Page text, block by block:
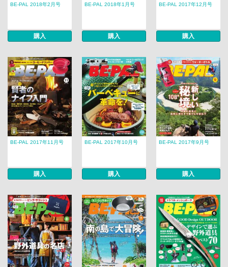
BE-PAL 2018年2月号
購入
BE-PAL 2018年1月号
購入
BE-PAL 2017年12月号
購入
BE-PAL 2017年11月号
購入
BE-PAL 2017年10月号
購入
BE-PAL 2017年9月号
購入